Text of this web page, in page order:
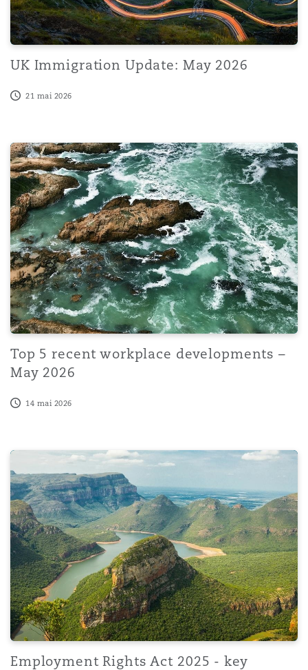
UK Immigration Update: May 2026
21 mai 2026
Top 5 recent workplace developments – May 2026
Top 5 recent workplace developments –
May 2026
14 mai 2026
Employment Rights Act 2025 - key impacts on the
Employment Rights Act 2025 - key